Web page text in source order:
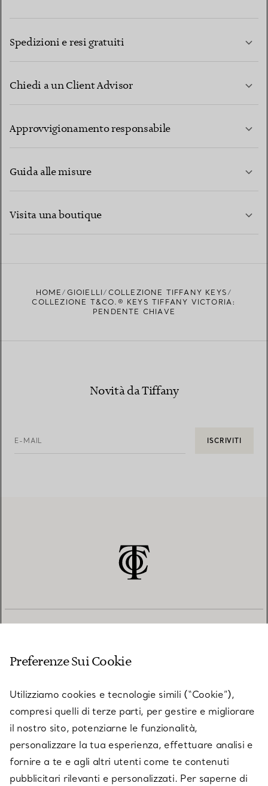
Spedizioni e resi gratuiti
Chiedi a un Client Advisor
Approvvigionamento responsabile
Guida alle misure
Visita una boutique
HOME GIOIELLI
COLLEZIONE TIFFANY KEYS
COLLEZIONE T&CO.® KEYS TIFFANY VICTORIA:
PENDENTE CHIAVE
Novità da Tiffany
E-MAIL ISCRIVITI
SU TIFFANY & CO.
LEGALE
Preferenze Sui Cookie
Utilizziamo cookies e tecnologie simili (“Cookie”),
compresi quelli di terze parti, per gestire e migliorare
il nostro sito, potenziarne le funzionalità,
personalizzare la tua esperienza, effettuare analisi e
fornire a te e agli altri utenti come te contenuti
pubblicitari rilevanti e personalizzati. Per saperne di